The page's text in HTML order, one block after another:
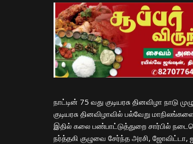
நாட்டின் 75 வது குடியரசு தினவிழா
குடியரசு தினவிழாவில் பல்வேறு
இதில் கலை பண்பாட்டுத்துறை சார்பில்
நர்த்தகி குழுவை சேர்ந்த அரசி,